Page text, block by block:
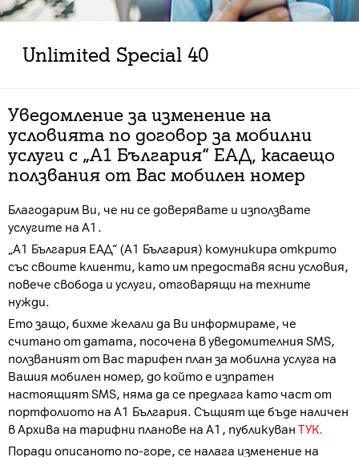
Unlimited Special 40
Уведомление за изменение на
условията по договор за мобилни
услуги с „А1 България“ ЕАД, касаещо
ползвания от Вас мобилен номер
Благодарим Ви, че ни се доверявате и използвате
услугите на А1.
„А1 България ЕАД“ (А1 България) комуникира открито
със своите клиенти, като им предоставя ясни условия,
повече свобода и услуги, отговарящи на техните
нужди.
Ето защо, бихме желали да Ви информираме, че
считано от датата, посочена в уведомителния SMS,
ползваният от Вас тарифен план за мобилна услуга на
Вашия мобилен номер, до който е изпратен
настоящият SMS, няма да се предлага като част от
портфолиото на А1 България. Същият ще бъде наличен
в Архива на тарифни планове на А1, публикуван ТУК.
Поради описаното по-горе, се налага изменение на